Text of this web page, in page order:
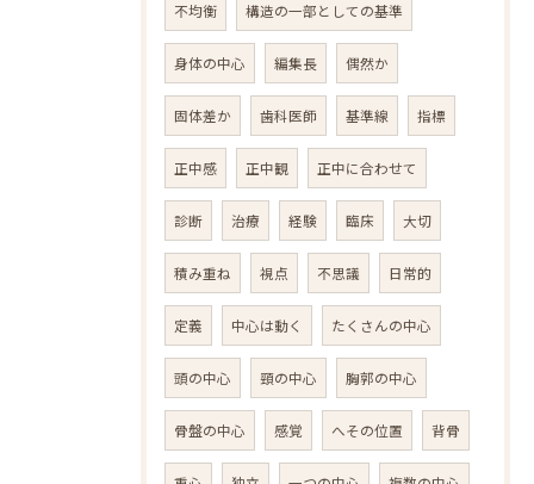
不均衡 構造の一部としての基準
身体の中心 編集長 偶然か
固体差か 歯科医師 基準線 指標
正中感 正中観 正中に合わせて
診断 治療 経験 臨床 大切
積み重ね 視点 不思議 日常的
定義 中心は動く たくさんの中心
頭の中心 頸の中心 胸郭の中心
骨盤の中心 感覚 へその位置 背骨